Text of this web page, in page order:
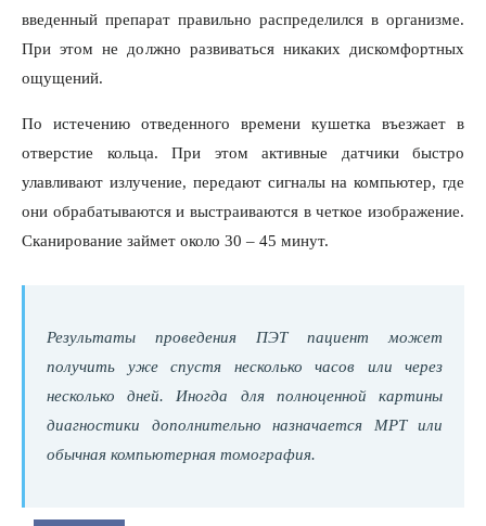
введенный препарат правильно распределился в организме.
При этом не должно развиваться никаких дискомфортных
ощущений.
По истечению отведенного времени кушетка въезжает в
отверстие кольца. При этом активные датчики быстро
улавливают излучение, передают сигналы на компьютер, где
они обрабатываются и выстраиваются в четкое изображение.
Сканирование займет около 30 – 45 минут.
Результаты проведения ПЭТ пациент может
получить уже спустя несколько часов или через
несколько дней. Иногда для полноценной картины
диагностики дополнительно назначается МРТ или
обычная компьютерная томография.